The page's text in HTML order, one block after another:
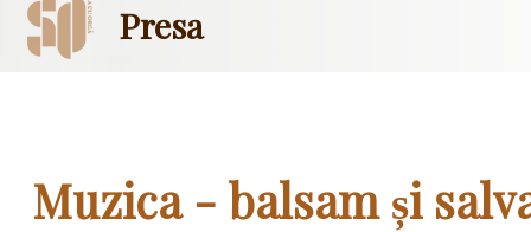
Presa
Muzica - balsam și